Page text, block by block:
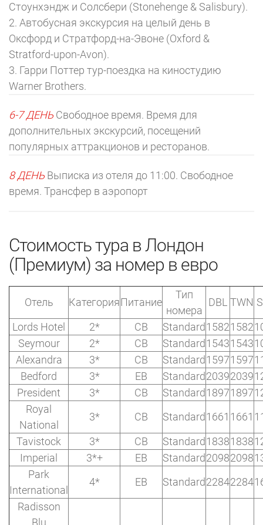
Стоунхэндж и Солсбери (Stonehenge & Salisbury).
2. Автобусная экскурсия на целый день в
Оксфорд и Стратфорд-на-Эвоне (Oxford &
Stratford-upon-Avon).
3. Гарри Поттер тур-поездка на киностудию
Warner Brothers.
6-7 ДЕНЬ Свободное время. Время для
дополнительных экскурсий, посещений
популярных аттракционов и ресторанов.
8 ДЕНЬ Выписка из отеля до 11:00. Свободное
время. Трансфер в аэропорт
Стоимость тура в Лондон
(Премиум) за номер в евро
Отель КатегорияПитание
Тип
номера
DBL TWN
Lords Hotel
2* CB Standard15821582
Seymour
2* CB Standard15431543
Alexandra
3* CB Standard15971597
Bedford
3* EB Standard20392039
President
3* CB Standard18971897
Royal
National
3* CB Standard1661 1661
Tavistock
3* CB Standard18381838
Imperial
3*+ EB Standard20982098
Park
International
4* EB Standard22842284
Radisson
Blu